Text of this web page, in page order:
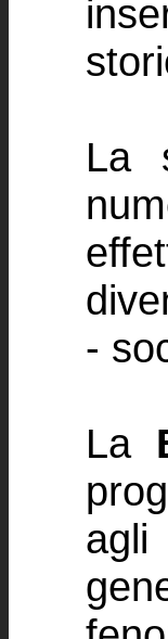
La
-
La